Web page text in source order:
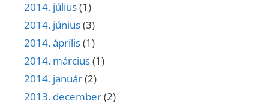
2014. július(1)
2014. június(3)
2014. április(1)
2014. március(1)
2014. január(2)
2013. december(2)